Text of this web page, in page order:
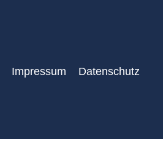
Impressum Datenschutz